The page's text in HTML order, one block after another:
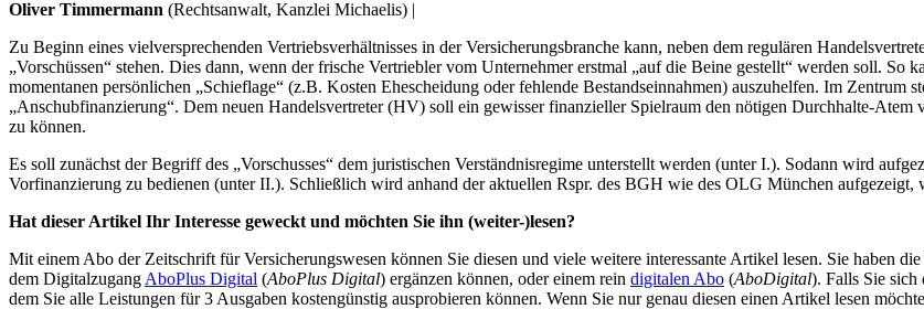
Oliver Timmermann (Rechtsanwalt, Kanzlei Michaelis) |
Zu Beginn eines vielversprechenden Vertriebsverhältnisses in der Versicherungsbranche kann, neben dem regulären
„Vorschüssen“ stehen. Dies dann, wenn der frische Vertriebler vom Unternehmer erstmal „auf die Beine gestellt“ werden soll.
momentanen persönlichen „Schieflage“ (z.B. Kosten Ehescheidung oder fehlende Bestandseinnahmen) auszuhelfen. Im Zentrum
„Anschubfinanzierung“. Dem neuen Handelsvertreter (HV) soll ein gewisser finanzieller Spielraum den nötigen Durchhalte-Atem
zu können.
Es soll zunächst der Begriff des „Vorschusses“ dem juristischen Verständnisregime unterstellt werden (unter I.). Sodann wird
Vorfinanzierung zu bedienen (unter II.). Schließlich wird anhand der aktuellen Rspr. des BGH wie des OLG München aufgezeigt,
Hat dieser Artikel Ihr Interesse geweckt und möchten Sie ihn (weiter-)lesen?
Mit einem Abo der Zeitschrift für Versicherungswesen können Sie diesen und viele weitere interessante Artikel lesen. Sie haben
dem Digitalzugang AboPlus Digital (AboPlus Digital) ergänzen können, oder einem rein digitalen Abo (AboDigital). Falls Sie sich
dem Sie alle Leistungen für 3 Ausgaben kostengünstig ausprobieren können. Wenn Sie nur genau diesen einen Artikel lesen